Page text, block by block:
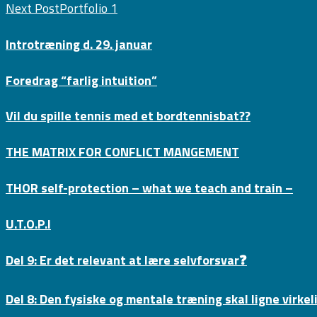
Next PostPortfolio 1
Introtræning d. 29. januar
Foredrag “farlig intuition”
Vil du spille tennis med et bordtennisbat??
THE MATRIX FOR CONFLICT MANGEMENT
THOR self-protection – what we teach and train –
U.T.O.P.I
Del 9: Er det relevant at lære selvforsvar❓
Del 8: Den fysiske og mentale træning skal ligne